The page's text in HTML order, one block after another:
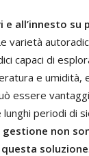
e all’innesto
varietà
capaci di
e umidità,
essere
periodi di
gestione non
soluzione.